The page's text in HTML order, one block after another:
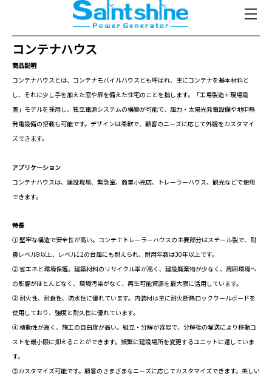
コンテナハウス
商品説明
コンテナハウスとは、コンテナモバイルハウスとも呼ばれ、主にコンテナを基本材料と
し、それに少し手を加えた窓や扉を備えた住宅のことを指します。「工場製造＋現場設
置」モデルを採用し、独立電源システムの構築が可能で、風力・太陽光発電設備や地中熱
発電設備の搭載も可能です。デザインは柔軟で、顧客のニーズに応じて外観をカスタマイ
ズできます。
アプリケーション
コンテナハウスは、建設現場、緊急室、商業小売店、トレーラーハウス、観光などで使用
できます。
特長
① 堅牢な構造で安全性が高い。コンテナトレーラーハウスの主要部分はスチール製で、耐
震レベル9以上、レベル12の台風にも耐えられ、耐用年数は30年以上です。
② 省エネと環境保護。建築材料のリサイクル率が高く、建設廃棄物が少なく、周囲環境へ
の影響がほとんどなく、環境汚染がなく、再生可能資源を最大限に活用しています。
③ 耐火性、耐食性、防水性に優れています。内装材は主に耐火断熱ロックウールボードを
使用しており、強度と耐久性に優れています。
④ 機動性が高く、施工の自由度が高い。組立・分解が容易で、分解後の輸送により移動コ
ストを最小限に抑えることができます。頻繁に建設場所を変更するユニットに適していま
す。
⑤カスタマイズ可能です。顧客のさまざまなニーズに応じてカスタマイズできます。美しい